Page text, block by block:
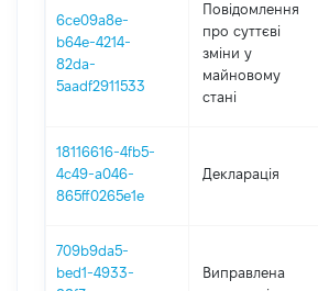
6ce09a8e-
b64e-4214-
82da-
5aadf2911533
Повідомлення
про суттєві
зміни y
майновому
стані
18116616-4fb5-
4c49-a046-
865ff0265e1e
Декларація
709b9da5-
bed1-4933-
Виправлена